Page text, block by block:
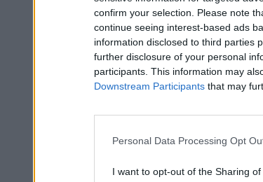
confirm your selection. Please note
continue seeing interest-based ads
information disclosed to third parties
further disclosure of your personal
participants. This information may
Downstream Participants that may
Personal Data Processing Opt
I want to opt-out of the Sharing of
Elfelejtette a